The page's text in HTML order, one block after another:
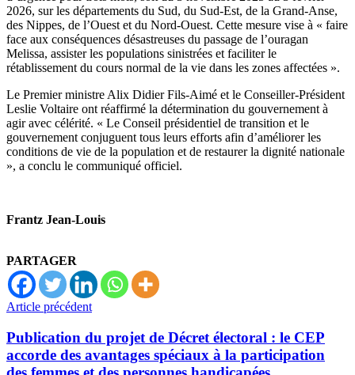
2026, sur les départements du Sud, du Sud-Est, de la Grand-Anse,
des Nippes, de l’Ouest et du Nord-Ouest. Cette mesure vise à « faire
face aux conséquences désastreuses du passage de l’ouragan
Melissa, assister les populations sinistrées et faciliter le
rétablissement du cours normal de la vie dans les zones affectées ».
Le Premier ministre Alix Didier Fils-Aimé et le Conseiller-Président
Leslie Voltaire ont réaffirmé la détermination du gouvernement à
agir avec célérité. « Le Conseil présidentiel de transition et le
gouvernement conjuguent tous leurs efforts afin d’améliorer les
conditions de vie de la population et de restaurer la dignité nationale
», a conclu le communiqué officiel.
Frantz Jean-Louis
PARTAGER
Article précédent
Publication du projet de Décret électoral : le CEP
accorde des avantages spéciaux à la participation